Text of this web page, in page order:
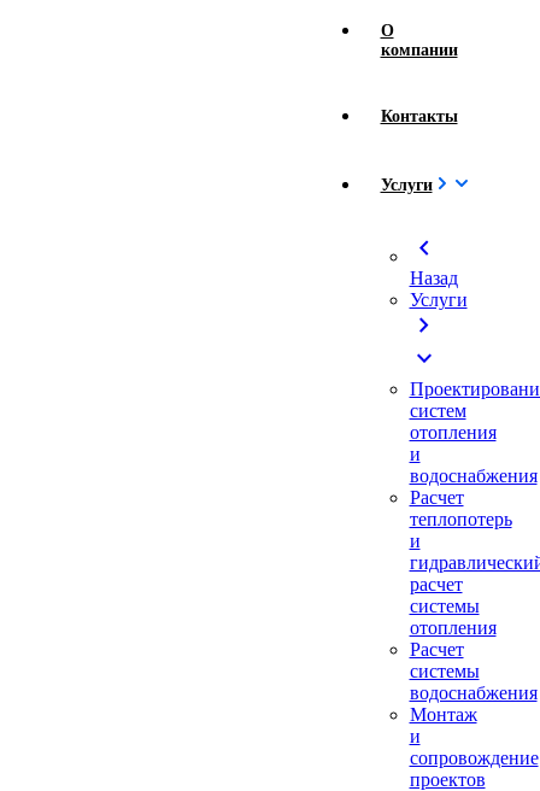
О
компании
Контакты
Услуги
chevron_left
Назад
Услуги
chevron_right
expand_more
систем
отопления
и
водоснабжения
Расчет
теплопотерь
и
расчет
системы
отопления
Расчет
системы
водоснабжения
Монтаж
и
сопровождение
проектов